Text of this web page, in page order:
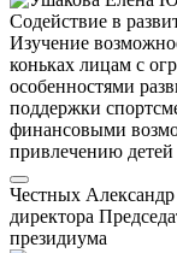
Содействие в
Изучение
коньках лицам с
особенностями
поддержки
финансовыми
привлечению
Честных
директора
президиума